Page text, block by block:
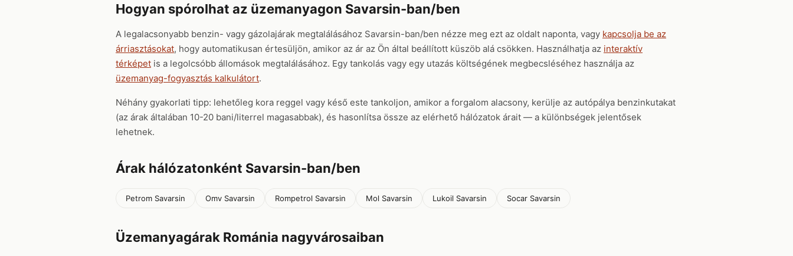
Hogyan spórolhat az üzemanyagon Savarsin-ban/ben
A legalacsonyabb benzin- vagy gázolajárak megtalálásához Savarsin-ban/ben nézze meg ezt az oldalt naponta, vagy kapcsolja be az
árriasztásokat, hogy automatikusan értesüljön, amikor az ár az Ön által beállított küszöb alá csökken. Használhatja az interaktív
térképet is a legolcsóbb állomások megtalálásához. Egy tankolás vagy egy utazás költségének megbecsléséhez használja az
üzemanyag-fogyasztás kalkulátort.
Néhány gyakorlati tipp: lehetőleg kora reggel vagy késő este tankoljon, amikor a forgalom alacsony, kerülje az autópálya benzinkutakat
(az árak általában 10-20 bani/literrel magasabbak), és hasonlítsa össze az elérhető hálózatok árait — a különbségek jelentősek
lehetnek.
Árak hálózatonként Savarsin-ban/ben
Petrom Savarsin Omv Savarsin Rompetrol Savarsin Mol Savarsin Lukoil Savarsin Socar Savarsin
Üzemanyagárak Románia nagyvárosaiban